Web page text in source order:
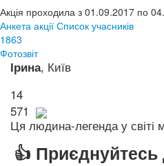
Акція проходила з 01.09.2017 по
Анкета акції Список учасників
1863
Фотозвіт
Ірина, Київ
14
571
Ця людина-легенда у світі
👍